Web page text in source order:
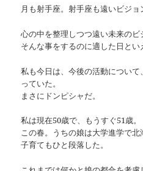
月も射手座。射手座も遠いビジョ
心の中を整理しつつ遠い未来のビ
そんな事をするのに適した日とい
私も今日は、今後の活動につい
っていた。
まさにドンピシャだ。
私は現在50歳で、もうすぐ51歳。
この春。うちの娘は大学進学で北
子育てもひと段落した。